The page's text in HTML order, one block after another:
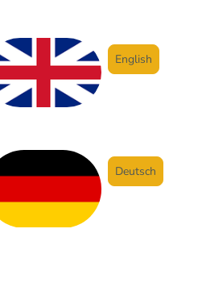
English
Deutsch